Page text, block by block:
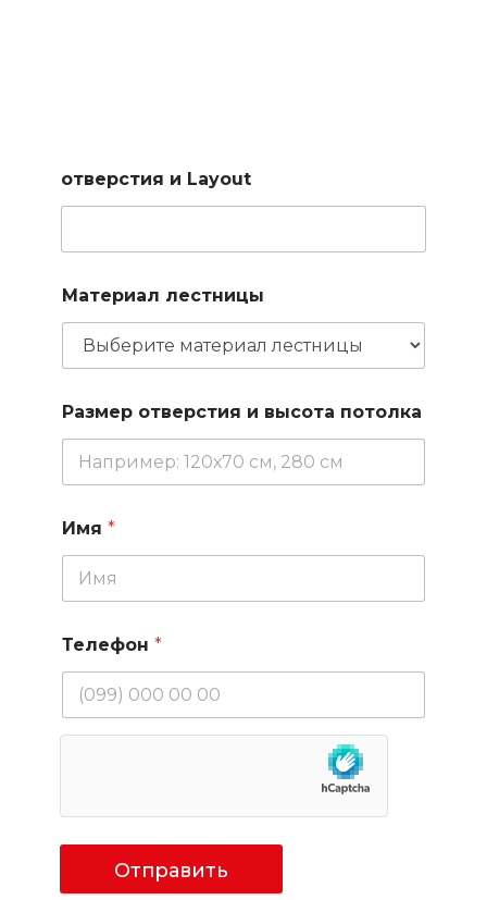
отверстия и Layout
Материал лестницы
Размер отверстия и высота потолка
Имя *
Телефон *
Отправить